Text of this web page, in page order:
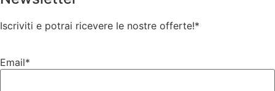
Iscriviti e potrai ricevere le nostre offerte!*
Email*